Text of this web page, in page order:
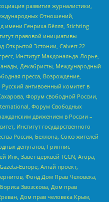
развития журналистики,
Отношений,
Генриха Бёлля, Stichting
правовой инициативы
Открытой Эстонии, Calvert 22
Институт Макдональда-Лорье,
Декабристы, Международный
пресса, Возрождение,
антивоенный комитет в
Форум свободной России,
Форум Свободных
движением в России –
Институт государственного
Россия, Беллона, Союз жителей
депутатов, Гринпис
Завет церквей TCCN, Агора,
Europe, Алтай проект,
Фонд Дом Прав Человека,
Звозскова, Дом прав
Дом прав человека Крым,